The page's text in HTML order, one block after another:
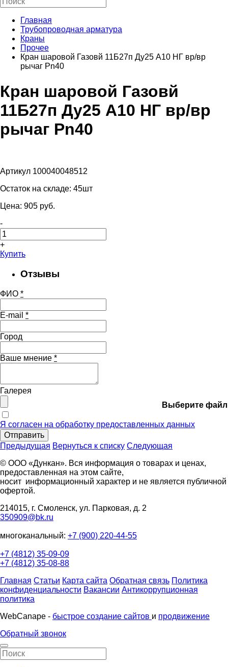
Главная
Трубопроводная арматура
Краны
Прочее
Кран шаровой Газовй 11Б27п Ду25 А10 НГ вр/вр
рычаг Pn40
Кран шаровой Газовй
11Б27п Ду25 А10 НГ вр/вр
рычаг Pn40
Артикул 100040048512
Остаток на складе: 45шт
Цена: 905 pуб.
-
+
Купить
Отзывы
ФИО *
E-mail *
Город
Ваше мнение *
Галерея
Выберите файл
Я согласен на обработку предоставленных данных
Отправить
Предыдущая Вернуться к списку Следующая
© ООО «Дункан». Вся информация о товарах и ценах,
предоставленная на этом сайте,
носит информационный характер и не является публичной
офертой.
214015, г. Смоленск, ул. Парковая, д. 2
350909@bk.ru
многоканальный: +7 (900) 220-44-55
+7 (4812) 35-09-09
+7 (4812) 35-08-88
Главная Статьи Карта сайта Обратная связь Политика
конфиденциальности Вакансии Антикоррупционная
политика
WebCanape - быстрое создание сайтов и продвижение
Обратный звонок